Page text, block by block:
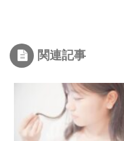
関連記事